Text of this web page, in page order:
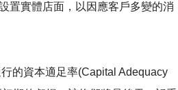
置實體店面，以因應客戶多變的消
的資本適足率(Capital Adequacy